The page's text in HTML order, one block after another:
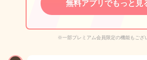
無料アプリでもっと見
※一部プレミアム会員限定の機能もござ